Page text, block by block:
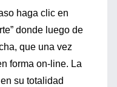
haga clic en
donde luego de
que una vez
forma on-line. La
su totalidad